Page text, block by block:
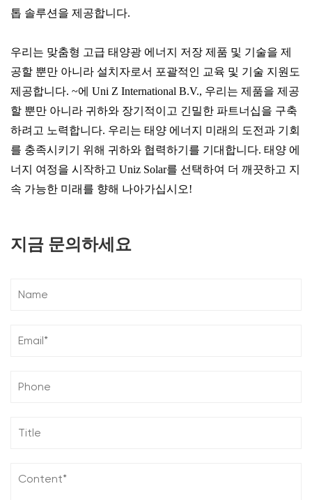
톱 솔루션을 제공합니다.
우리는 맞춤형 고급 태양광 에너지 저장 제품 및 기술을 제
공할 뿐만 아니라 설치자로서 포괄적인 교육 및 기술 지원도
제공합니다. ~에 Uni Z International B.V., 우리는 제품을 제공
할 뿐만 아니라 귀하와 장기적이고 긴밀한 파트너십을 구축
하려고 노력합니다. 우리는 태양 에너지 미래의 도전과 기회
를 충족시키기 위해 귀하와 협력하기를 기대합니다. 태양 에
너지 여정을 시작하고 Uniz Solar를 선택하여 더 깨끗하고 지
속 가능한 미래를 향해 나아가십시오!
지금 문의하세요